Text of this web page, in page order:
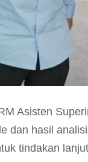
Asisten
dan hasil
tindakan